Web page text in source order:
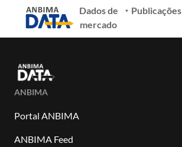
Dados de
mercado
Publicações
ANBIMA
Portal ANBIMA
ANBIMA Feed